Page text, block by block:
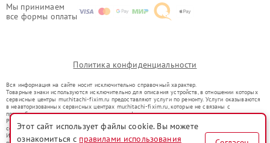
Мы принимаем
все формы оплаты
Политика конфиденциальности
Вся информация на сайте носит исключительно справочный характер.
Товарные знаки используются исключительно для описания устройств, в отношении которых
сервисные центры mur.hitachi-fixim.ru предоставляют услуги по ремонту. Услуги оказываются
в неавторизованных сервисных центрах mur.hitachi-fixim.ru, которые не связаны с
правообладателями товарных знаков или их официальными представителями.
Ремонт осуществляется для устройств, уже введенных в гражданский оборот в соответствии
со статьей 1487 ГК РФ.
Использование товарных знаков не преследует цели индивидуализации услуг или введения
Этот сайт использует файлы cookie. Вы можете
ознакомиться с правилами использования